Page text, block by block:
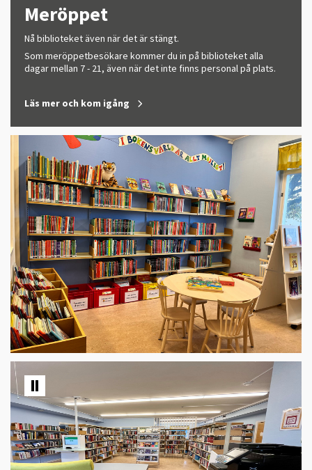
Meröppet
Nå biblioteket även när det är stängt.
Som meröppetbesökare kommer du in på biblioteket alla
dagar mellan 7 - 21, även när det inte finns personal på plats.
Läs mer och kom igång